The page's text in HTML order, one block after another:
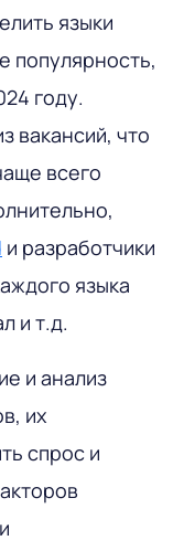
языки
популярность,
году.
вакансий, что
всего
и разработчики
языка
и т.д.
и анализ
их
спрос и